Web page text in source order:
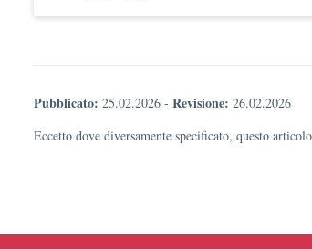
Pubblicato: 25.02.2026 - Revisione: 26.02.2026
Eccetto dove diversamente specificato, questo